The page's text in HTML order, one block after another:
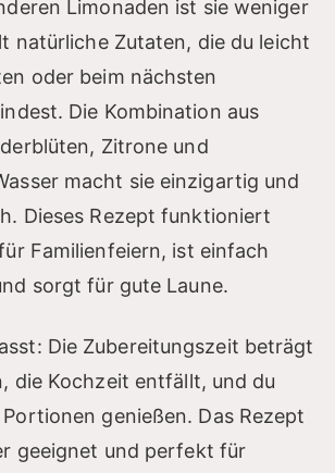
i
d
e
o
Limonaden ist sie weniger
natürliche Zutaten, die du leicht
oder beim nächsten
Die Kombination aus
Zitrone und
macht sie einzigartig und
Dieses Rezept funktioniert
Familienfeiern, ist einfach
sorgt für gute Laune.
Die Zubereitungszeit beträgt
die Kochzeit entfällt, und du
genießen. Das Rezept
geeignet und perfekt für